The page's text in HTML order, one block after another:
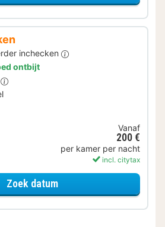
inchecken
ontbijt
Vanaf
200 €
per kamer per nacht
incl. citytax
Zoek datumvoor Eerder Inchecken